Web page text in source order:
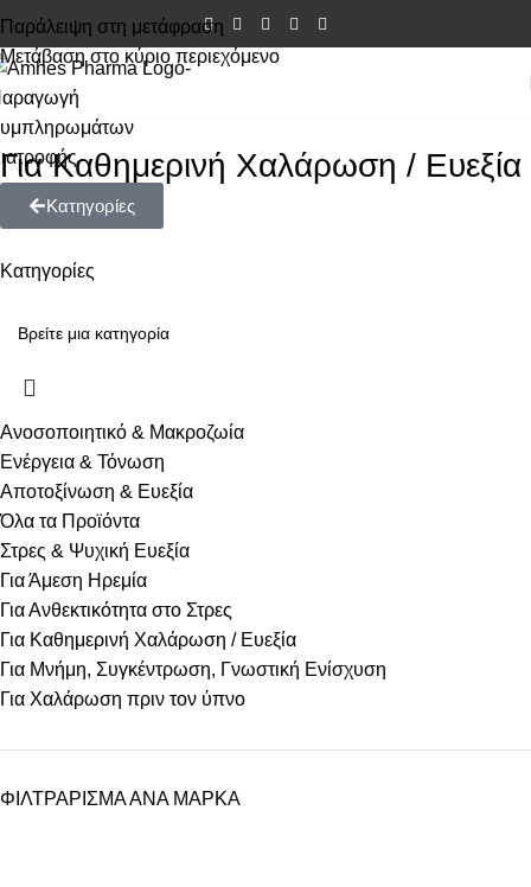
Παράλειψη στη μετάφραση
Μετάβαση στο κύριο περιεχόμενο
Για Καθημερινή Χαλάρωση / Ευεξία
Κατηγορίες
Κατηγορίες
Ανοσοποιητικό & Μακροζωία
Ενέργεια & Τόνωση
Αποτοξίνωση & Ευεξία
Όλα τα Προϊόντα
Στρες & Ψυχική Ευεξία
Για Άμεση Ηρεμία
Για Ανθεκτικότητα στο Στρες
Για Καθημερινή Χαλάρωση / Ευεξία
Για Μνήμη, Συγκέντρωση, Γνωστική Ενίσχυση
Για Χαλάρωση πριν τον ύπνο
ΦΙΛΤΡΑΡΙΣΜΑ ΑΝΑ ΜΑΡΚΑ